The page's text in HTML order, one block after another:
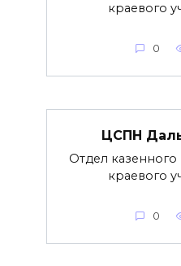
краевого
0
ЦСПН
Отдел казенного
краевого
0